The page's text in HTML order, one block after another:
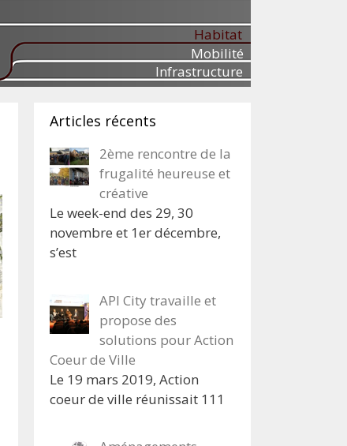
Habitat
Mobilité
Infrastructure
Articles récents
2ème rencontre de la
frugalité heureuse et
créative
Le week-end des 29, 30
novembre et 1er décembre,
s’est
API City travaille et
propose des
solutions pour Action
Coeur de Ville
Le 19 mars 2019, Action
coeur de ville réunissait 111